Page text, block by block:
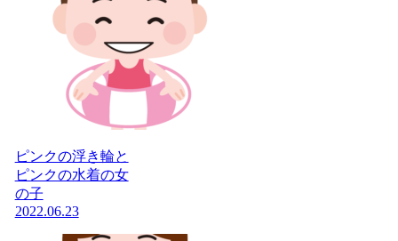
ピンクの浮き輪と
ピンクの水着の女
の子
2022.06.23